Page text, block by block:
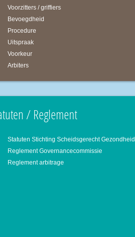
Voorzitters / griffiers
Bevoegdheid
Procedure
Uitspraak
Voorkeur
Arbiters
/ Reglement
Reglement Governancecommissie
Reglement arbitrage